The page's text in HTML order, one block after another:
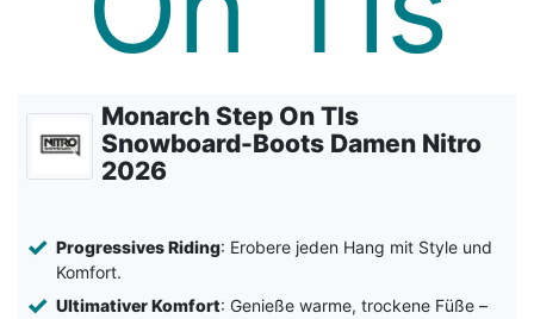
Monarch Step On Tls
Snowboard-Boots Damen Nitro
2026
Progressives Riding: Erobere jeden Hang mit Style und
Komfort.
Ultimativer Komfort: Genieße warme, trockene Füße –